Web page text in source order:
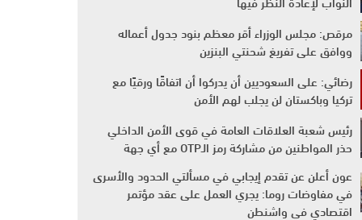
مرقص: مجلس الوزراء أقر معظم بنود جدول أعماله
ووافق على تفريغ شحنتي البنزين
رضائي: على السعوديين أن يدركوا أن اتفاقًا ورقيًا مع
تركيا وباكستان لن يجلب لهم الأمن
رئيس شعبة العلاقات العامة في قوى الأمن الداخلي
حذر المواطنين من مشاركة رمز الـOTP مع أي جهة
عون أعلن عن تقدم إيجابي في مسألتي الحدود والأسرى
في مفاوضات روما: يجري العمل على عقد مؤتمر
اقتصادي في واشنطن